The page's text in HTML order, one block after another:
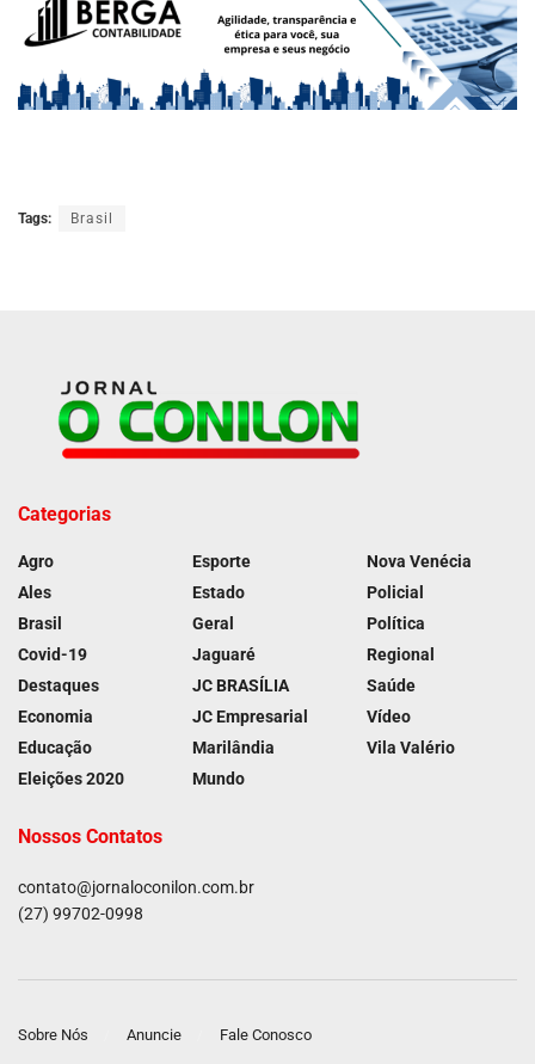
Tags: Brasil
Categorias
Agro
Ales
Brasil
Covid-19
Destaques
Economia
Educação
Eleições 2020
Esporte
Estado
Geral
Jaguaré
JC BRASÍLIA
JC Empresarial
Marilândia
Mundo
Nova Venécia
Policial
Política
Regional
Saúde
Vídeo
Vila Valério
Nossos Contatos
contato@jornaloconilon.com.br
(27) 99702-0998
Sobre Nós Anuncie Fale Conosco